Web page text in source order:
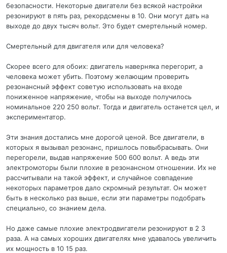
безопасности. Некоторые двигатели без всякой настройки
резонируют в пять раз, рекордсмены в 10. Они могут дать на
выходе до двух тысяч вольт. Это будет смертельный номер.
Смертельный для двигателя или для человека?
Скорее всего для обоих: двигатель наверняка перегорит, а
человека может убить. Поэтому желающим проверить
резонансный эффект советую использовать на входе
пониженное напряжение, чтобы на выходе получилось
номинальное 220 250 вольт. Тогда и двигатель останется цел, и
экспериментатор.
Эти знания достались мне дорогой ценой. Все двигатели, в
которых я вызывал резонанс, пришлось повыбрасывать. Они
перегорели, выдав напряжение 500 600 вольт. А ведь эти
электромоторы были плохие в резонансном отношении. Их не
рассчитывали на такой эффект, и случайное совпадение
некоторых параметров дало скромный результат. Он может
быть в несколько раз выше, если эти параметры подобрать
специально, со знанием дела.
Но даже самые плохие электродвигатели резонируют в 2 3
раза. А на самых хороших двигателях мне удавалось увеличить
их мощность в 10 15 раз.